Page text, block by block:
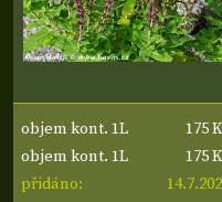
objem kont. 1L
175
objem kont. 1L
175
přidáno: